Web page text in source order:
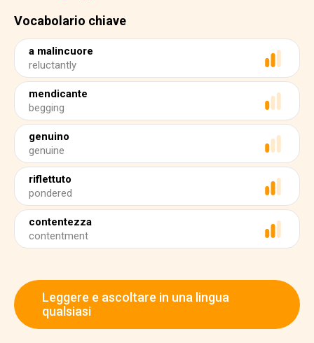
Vocabolario chiave
a malincuore
reluctantly
mendicante
begging
genuino
genuine
riflettuto
pondered
contentezza
contentment
Leggere e ascoltare in una lingua
qualsiasi